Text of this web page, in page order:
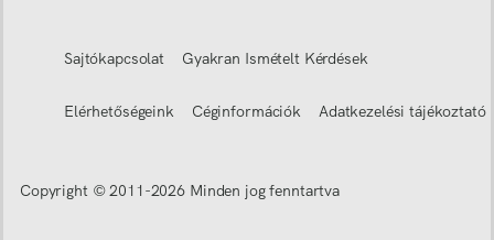
Sajtókapcsolat Gyakran Ismételt Kérdések
Elérhetőségeink Céginformációk Adatkezelési tájékoztató
Copyright © 2011-2026 Minden jog fenntartva